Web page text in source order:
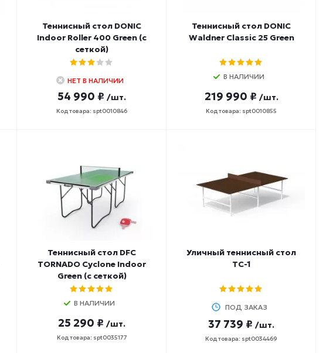
Теннисный стол DONIC
Indoor Roller 400 Green (с
сеткой)
НЕТ В НАЛИЧИИ
54 990 ₽ /шт.
Код товара: spt0010846
Теннисный стол DONIC
Waldner Classic 25 Green
В НАЛИЧИИ
219 990 ₽ /шт.
Код товара: spt0010855
Теннисный стол DFC
TORNADO Cyclone Indoor
Green (с сеткой)
В НАЛИЧИИ
25 290 ₽ /шт.
Код товара: spt0035177
Уличный теннисный стол
ТС-1
ПОД ЗАКАЗ
37 739 ₽ /шт.
Код товара: spt0034469